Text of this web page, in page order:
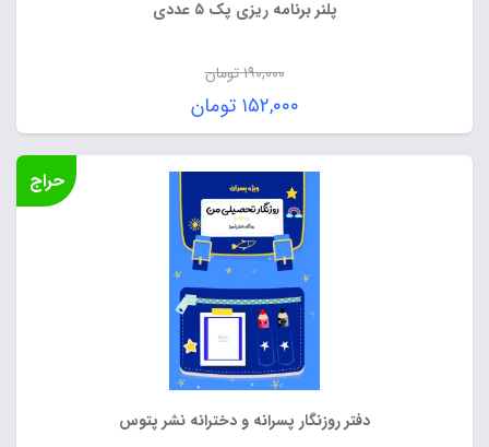
پلنر برنامه ریزی پک ۵ عددی
۱۹۰,۰۰۰تومان
قیمت
اصلی:
۱۹۰,۰۰۰ تومان
بود.
۱۵۲,۰۰۰ تومان
قیمت
فعلی:
۱۵۲,۰۰۰ تومان.
دفتر روزنگار پسرانه و دخترانه نشر پتوس
حراج